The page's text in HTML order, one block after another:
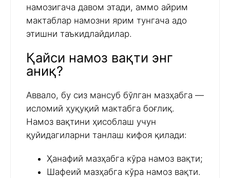
намозигача давом этади, аммо айрим
мактаблар намозни ярим тунгача адо
этишни таъкидлайдилар.
Қайси намоз вақти энг
аниқ?
Аввало, бу сиз мансуб бўлган мазҳабга —
исломий ҳуқуқий мактабга боғлиқ.
Намоз вақтини ҳисоблаш учун
қуйидагиларни танлаш кифоя қилади:
Ҳанафий мазҳабга кўра намоз вақти;
Шафеий мазҳабга кўра намоз вақти.